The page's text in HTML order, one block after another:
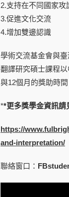
2.支持在不同國家攻
3.促進文化交流
4.增加雙邊認識
學術交流基金會與
翻譯研究碩士課程
與12個月的獎助時
**更多獎學金資訊請
https://
and-interpretation/
聯絡窗口：